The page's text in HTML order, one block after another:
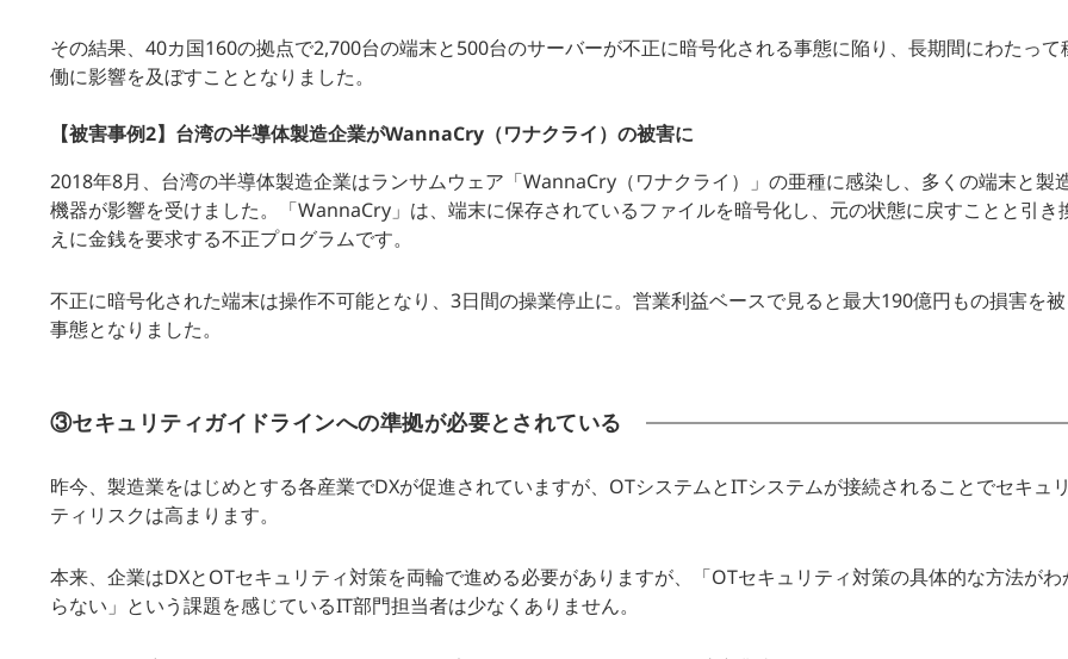
その結果、40カ国160の拠点で2,700台の端末と500台のサーバーが不正に暗号化される事態に陥り、長期間にわたって
働に影響を及ぼすこととなりました。
【被害事例2】台湾の半導体製造企業がWannaCry（ワナクライ）の被害に
2018年8月、台湾の半導体製造企業はランサムウェア「WannaCry（ワナクライ）」の亜種に感染し、多くの端末と製
機器が影響を受けました。「WannaCry」は、端末に保存されているファイルを暗号化し、元の状態に戻すことと引き
えに金銭を要求する不正プログラムです。
不正に暗号化された端末は操作不可能となり、3日間の操業停止に。営業利益ベースで見ると最大190億円もの損害を
事態となりました。
③セキュリティガイドラインへの準拠が必要とされている
昨今、製造業をはじめとする各産業でDXが促進されていますが、OTシステムとITシステムが接続されることでセキュ
ティリスクは高まります。
本来、企業はDXとOTセキュリティ対策を両輪で進める必要がありますが、「OTセキュリティ対策の具体的な方法がわ
らない」という課題を感じているIT部門担当者は少なくありません。